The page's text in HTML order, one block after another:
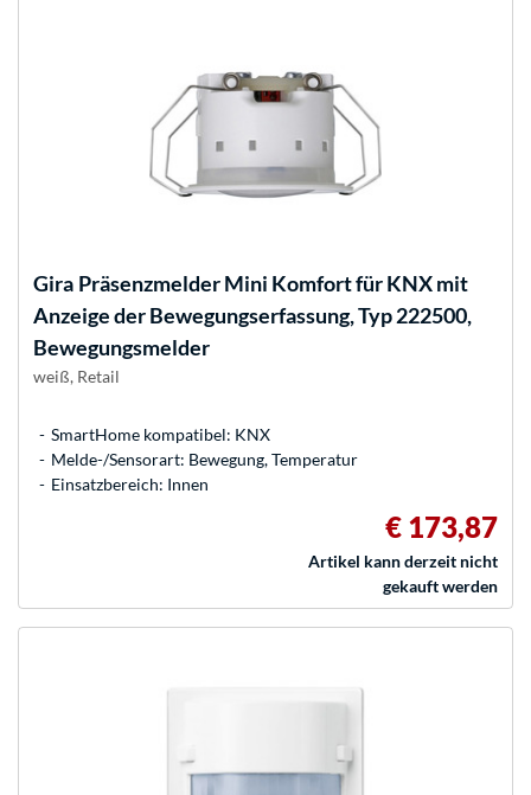
Gira Präsenzmelder Mini Komfort für KNX mit
Anzeige der Bewegungserfassung, Typ 222500,
Bewegungsmelder
weiß, Retail
SmartHome kompatibel: KNX
Melde-/Sensorart: Bewegung, Temperatur
Einsatzbereich: Innen
€ 173,87
Artikel kann derzeit nicht
gekauft werden